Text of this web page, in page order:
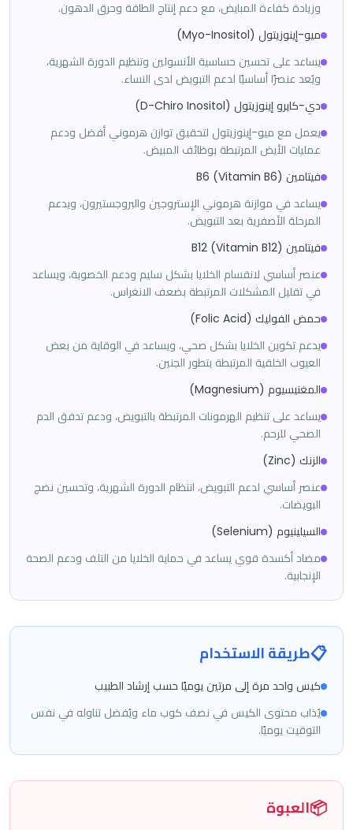
وزيادة كفاءة المبايض، مع دعم إنتاج الطاقة وحرق الدهون.
ميو-إينوزيتول (Myo-Inositol)
يساعد على تحسين حساسية الأنسولين وتنظيم الدورة الشهرية،
ويُعد عنصرًا أساسيًا لدعم التبويض لدى النساء.
دي-كايرو إينوزيتول (D-Chiro Inositol)
يعمل مع ميو-إينوزيتول لتحقيق توازن هرموني أفضل ودعم
عمليات الأيض المرتبطة بوظائف المبيض.
فيتامين B6 (Vitamin B6)
يساعد في موازنة هرموني الإستروجين والبروجستيرون، ويدعم
المرحلة الأصفرية بعد التبويض.
فيتامين B12 (Vitamin B12)
عنصر أساسي لانقسام الخلايا بشكل سليم ودعم الخصوبة، ويساعد
في تقليل المشكلات المرتبطة بضعف الانغراس.
حمض الفوليك (Folic Acid)
يدعم تكوين الخلايا بشكل صحي، ويساعد في الوقاية من بعض
العيوب الخلقية المرتبطة بتطور الجنين.
المغنيسيوم (Magnesium)
يساعد على تنظيم الهرمونات المرتبطة بالتبويض، ودعم تدفق الدم
الصحي للرحم.
الزنك (Zinc)
عنصر أساسي لدعم التبويض، انتظام الدورة الشهرية، وتحسين نضج
البويضات.
السيلينيوم (Selenium)
مضاد أكسدة قوي يساعد في حماية الخلايا من التلف ودعم الصحة
الإنجابية.
📋طريقة الاستخدام
كيس واحد مرة إلى مرتين يوميًا حسب إرشاد الطبيب
يُذاب محتوى الكيس في نصف كوب ماء ويُفضل تناوله في نفس
التوقيت يوميًا.
📦العبوة